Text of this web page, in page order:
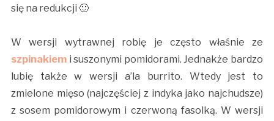
się na redukcji 🙂
W wersji wytrawnej robię je często właśnie ze
szpinakiem i suszonymi pomidorami. Jednakże bardzo
lubię także w wersji a’la burrito. Wtedy jest to
zmielone mięso (najczęściej z indyka jako najchudsze)
z sosem pomidorowym i czerwoną fasolką. W wersji